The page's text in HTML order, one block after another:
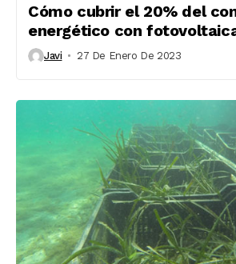
Cómo cubrir el 20% del
energético con
Javi 27 De Enero De 2023